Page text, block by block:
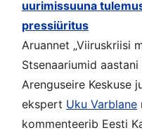
uurimissuuna
pressiüritus
Aruannet „Viiruskriisi
Stsenaariumid
Arenguseire Keskuse
ekspert Uku Varblane
kommenteerib Eesti